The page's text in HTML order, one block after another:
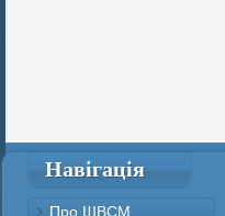
Навігація
Про ШВСМ